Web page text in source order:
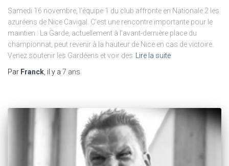
Samedi 16 novembre, l’équipe 1 du club affronte en Nationale 2 les
azuréens de Nice Cavigal. C’est une rencontre importante pour le
maintien : La Garde, actuellement à l’avant-dernière place du
championnat, peut revenir à la hauteur de Nice en cas de victoire.
Venez soutenir les Gardéens et voir des
Lire la suite
Par Franck , il y a 7 ans